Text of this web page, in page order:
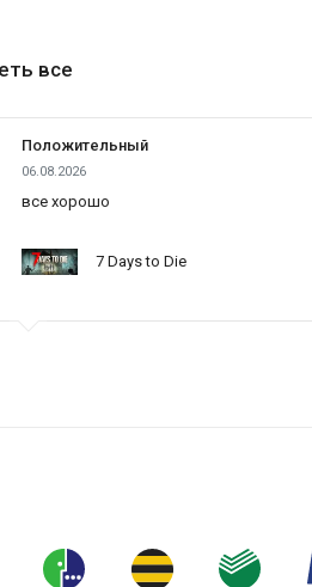
все
Положительный
06.08.2026
все хорошо
7 Days to Die